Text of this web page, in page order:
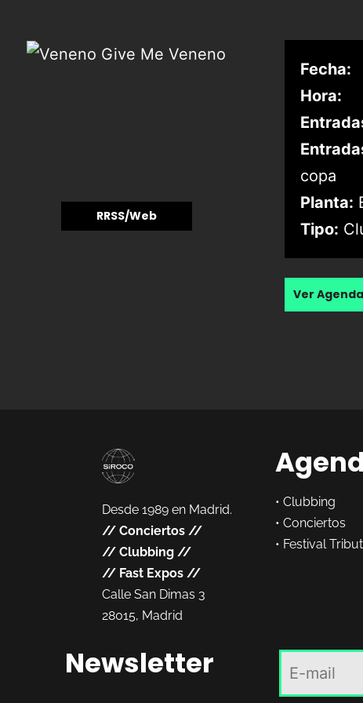
RRSS/Web
Fecha:
Hora:
copa
Planta:
Tipo:
Ver Agenda
Desde 1989 en Madrid.
// Conciertos //
// Clubbing //
// Fast Expos //
Calle San Dimas 3
28015, Madrid
• Clubbing
• Conciertos
• Festival
Newsletter